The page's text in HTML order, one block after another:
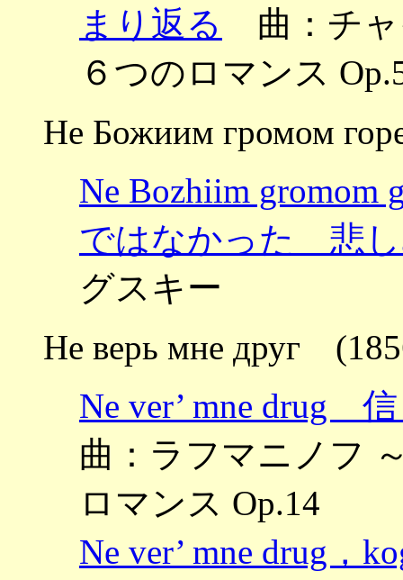
まり返る
曲：チャ
６つのロマンス
Не Божиим громом
Ne Bozhiim
ではなかった 悲
グスキー
Не верь мне друг
Ne ver’ mne drug
曲：ラフマニノフ
ロマンス Op.14
Ne ver’ mne drug，